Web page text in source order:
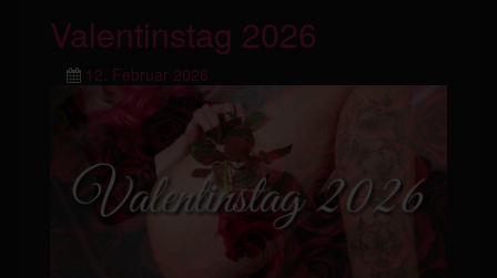
Valentinstag 2026
12. Februar 2026